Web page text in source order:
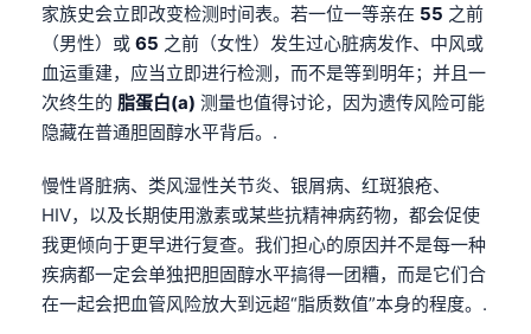
家族史会立即改变检测时间表。若一位一等亲在 55 之前
（男性）或 65 之前（女性）发生过心脏病发作、中风或
血运重建，应当立即进行检测，而不是等到明年；并且一
次终生的 脂蛋白(a) 测量也值得讨论，因为遗传风险可能
隐藏在普通胆固醇水平背后。.
慢性肾脏病、类风湿性关节炎、银屑病、红斑狼疮、
HIV，以及长期使用激素或某些抗精神病药物，都会促使
我更倾向于更早进行复查。我们担心的原因并不是每一种
疾病都一定会单独把胆固醇水平搞得一团糟，而是它们合
在一起会把血管风险放大到远超“脂质数值”本身的程度。.